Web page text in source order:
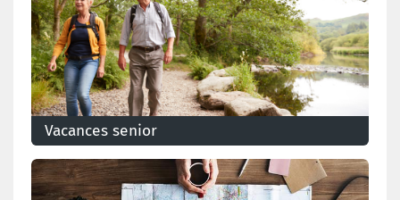
Vacances senior
Vous reprenez le travail après une longue période
d'inactivité et souhaitez prendre quelques jours de
congés ? Prenez des vacances seniors.